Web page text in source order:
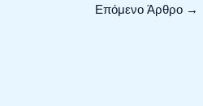
Επόμενο Άρθρο →